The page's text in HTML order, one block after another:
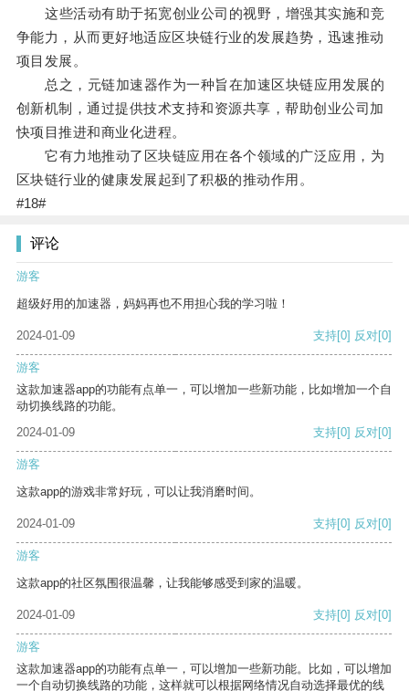
这些活动有助于拓宽创业公司的视野，增强其实施和竞
争能力，从而更好地适应区块链行业的发展趋势，迅速推动
项目发展。
总之，元链加速器作为一种旨在加速区块链应用发展的
创新机制，通过提供技术支持和资源共享，帮助创业公司加
快项目推进和商业化进程。
它有力地推动了区块链应用在各个领域的广泛应用，为
区块链行业的健康发展起到了积极的推动作用。
#18#
评论
游客
超级好用的加速器，妈妈再也不用担心我的学习啦！
2024-01-09 支持[0] 反对[0]
游客
这款加速器app的功能有点单一，可以增加一些新功能，比如增加一个自
动切换线路的功能。
2024-01-09
支持[0] 反对[0]
游客
这款app的游戏非常好玩，可以让我消磨时间。
2024-01-09 支持[0] 反对[0]
游客
这款app的社区氛围很温馨，让我能够感受到家的温暖。
2024-01-09 支持[0] 反对[0]
游客
这款加速器app的功能有点单一，可以增加一些新功能。比如，可以增加
一个自动切换线路的功能，这样就可以根据网络情况自动选择最优的线